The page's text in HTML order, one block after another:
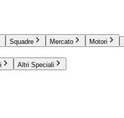
Squadre Mercato Motori
Altri Speciali